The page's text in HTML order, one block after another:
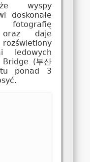
wyspy
doskonałe
oraz daje
ledowych
(부산
tu ponad 3